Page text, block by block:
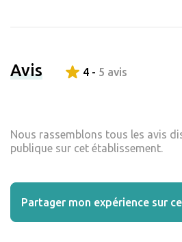
Avis 4 - 5 avis
Nous rassemblons tous les avis
publique sur cet établissement.
Partager mon expérience sur